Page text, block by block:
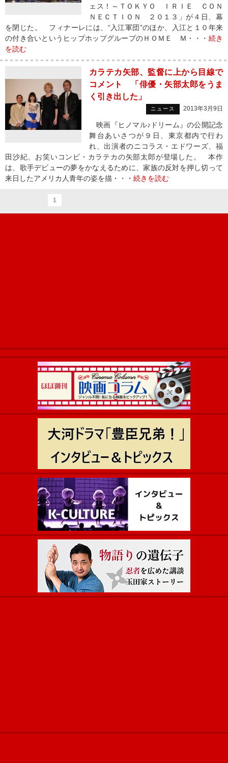
ェス！～ＴＯＫＹＯ ＩＲＩＥ ＣＯＮ
ＮＥＣＴＩＯＮ ２０１３」が４日、幕
を閉じた。 フィナーレには、“入江軍団”のほか、入江と１０年来
の付き合いというヒップホップグループのＨＯＭＥ Ｍ・・・ 続き
を読む
カラテカ矢部、監督に上から目線で
コメント 「俳優・矢部太郎をうま
く引き出した」
ニュース 2013年3月9日
映画『ヒノマル♪ドリーム』の公開記念
舞台あいさつが９日、東京都内で行わ
れ、出演者のニコラス・エドワーズ、福
田沙紀、お笑いコンビ・カラテカの矢部太郎が登場した。 本作
は、歌手デビューの夢をかなえるために、家族の反対を押し切って
来日したアメリカ人青年の姿を描・・・ 続きを読む
1